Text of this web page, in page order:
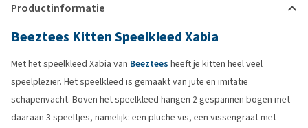
Productinformatie
Beeztees Kitten Speelkleed Xabia
Met het speelkleed Xabia van Beeztees heeft je kitten heel veel
speelplezier. Het speelkleed is gemaakt van jute en imitatie
schapenvacht. Boven het speelkleed hangen 2 gespannen bogen met
daaraan 3 speeltjes, namelijk: een pluche vis, een vissengraat met